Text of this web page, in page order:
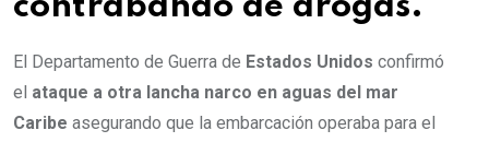
contrabando de drogas.
El Departamento de Guerra de Estados Unidos confirmó
el ataque a otra lancha narco en aguas del mar
Caribe asegurando que la embarcación operaba para el